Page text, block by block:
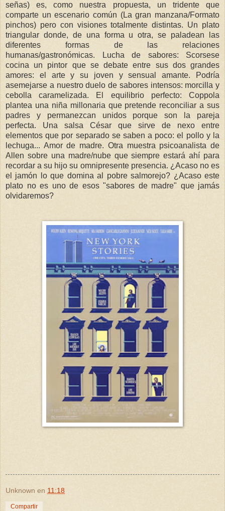
señas) es, como nuestra propuesta, un tridente que
comparte un escenario común (La gran manzana/Formato
pinchos) pero con visiones totalmente distintas. Un plato
triangular donde, de una forma u otra, se paladean las
diferentes formas de las relaciones
humanas/gastronómicas. Lucha de sabores: Scorsese
cocina un pintor que se debate entre sus dos grandes
amores: el arte y su joven y sensual amante. Podría
asemejarse a nuestro duelo de sabores intensos: morcilla y
cebolla caramelizada. El equilibrio perfecto: Coppola
plantea una niña millonaria que pretende reconciliar a sus
padres y permanezcan unidos porque son la pareja
perfecta. Una salsa César que sirve de nexo entre
elementos que por separado se saben a poco: el pollo y la
lechuga... Amor de madre. Otra muestra psicoanalista de
Allen sobre una madre/nube que siempre estará ahí para
recordar a su hijo su omnipresente presencia. ¿Acaso no es
el jamón lo que domina al pobre salmorejo? ¿Acaso este
plato no es uno de esos "sabores de madre" que jamás
olvidaremos?
Unknown en 11:18
Compartir